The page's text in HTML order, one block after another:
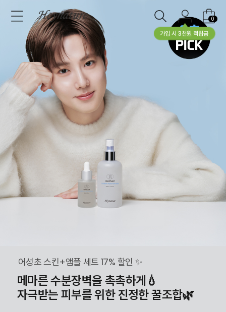
가입 시 3천원 적립금
0
어성초 스킨+앰플 세트 17% 할인 ✨
메마른 수분장벽을 촉촉하게💧
자극받는 피부를 위한 진정한 꿀조합🌿